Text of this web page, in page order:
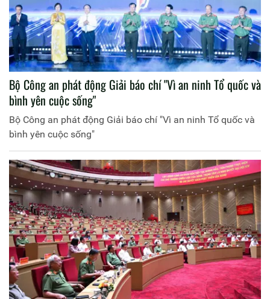
Bộ Công an phát động Giải báo chí "Vì an ninh Tổ quốc và
bình yên cuộc sống"
Bộ Công an phát động Giải báo chí "Vì an ninh Tổ quốc và
bình yên cuộc sống"